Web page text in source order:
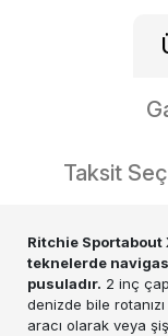
Taksit
Ritchie Sportabout
teknelerde
pusuladır. 2 inç
denizde bile
aracı olarak veya